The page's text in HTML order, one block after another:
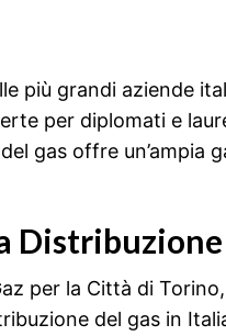
più grandi aziende
per diplomati e
gas offre un’ampia
Distribuzione
per la Città di
del gas in